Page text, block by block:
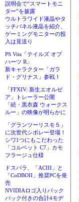
説明会で“スマートモニ
ター”を披露
ウルトラワイド液晶やタ
ッチパネル液晶を紹介、
ゲーミングモニターの投
入は見送り
PS Vita「テイルズ オブ
ハーツ R」
新キャラクター「ガラ
ド・グリナス」参戦！
「FFXIV: 新生エオルゼ
ア」トレーラー公開
「続・黒衣森 ウォークス
ルー」の映像が明らかに
「グランツーリスモ５」
に次世代シボレー登場！
シワ1つにもこだわった
「コルベット C7」カモ
フラージュ仕様
ドスパラ、「ACIII」と
「CoDBOII」推奨PCを発
売
NVIDIAロゴ入りバック
パック付きの合計4モデ